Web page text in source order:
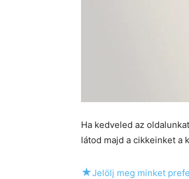
Ha kedveled az
látod majd a cikkeinket a
★Jelölj meg minket